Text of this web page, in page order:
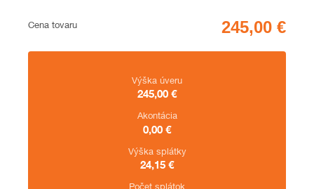
Cena
Cena tovaru
Zhrnutie
Výška úveru
245,00 €
Akontácia
0,00 €
Výška splátky
24,15 €
Počet splátok